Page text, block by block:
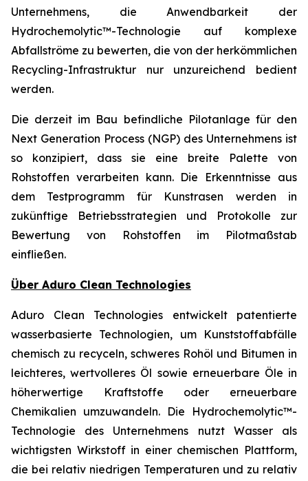
Unternehmens, die Anwendbarkeit der
Hydrochemolytic™-Technologie auf komplexe
Abfallströme zu bewerten, die von der herkömmlichen
Recycling-Infrastruktur nur unzureichend bedient
werden.
Die derzeit im Bau befindliche Pilotanlage für den
Next Generation Process (NGP) des Unternehmens ist
so konzipiert, dass sie eine breite Palette von
Rohstoffen verarbeiten kann. Die Erkenntnisse aus
dem Testprogramm für Kunstrasen werden in
zukünftige Betriebsstrategien und Protokolle zur
Bewertung von Rohstoffen im Pilotmaßstab
einfließen.
Über Aduro Clean Technologies
Aduro Clean Technologies entwickelt patentierte
wasserbasierte Technologien, um Kunststoffabfälle
chemisch zu recyceln, schweres Rohöl und Bitumen in
leichteres, wertvolleres Öl sowie erneuerbare Öle in
höherwertige Kraftstoffe oder erneuerbare
Chemikalien umzuwandeln. Die Hydrochemolytic™-
Technologie des Unternehmens nutzt Wasser als
wichtigsten Wirkstoff in einer chemischen Plattform,
die bei relativ niedrigen Temperaturen und zu relativ